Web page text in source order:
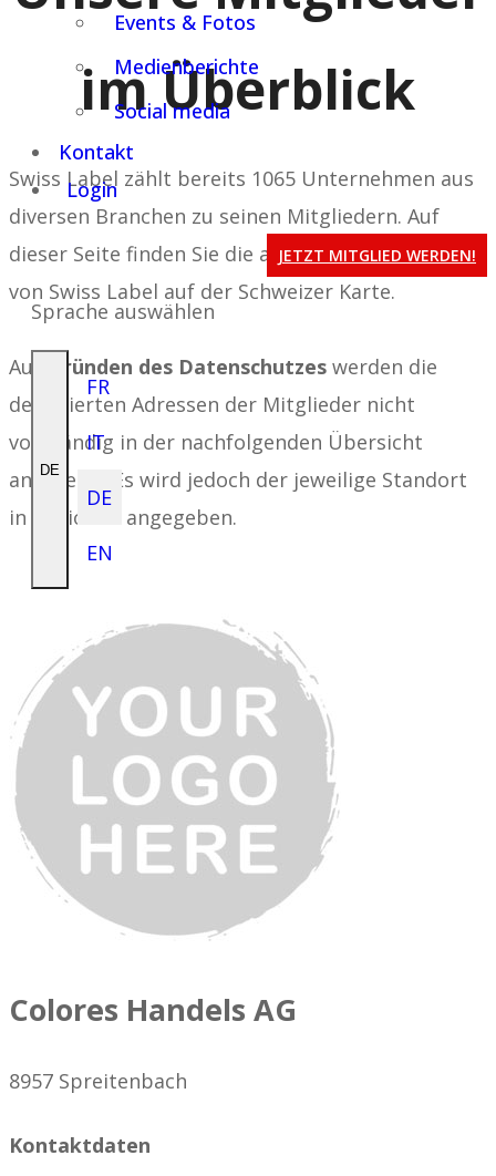
Events & Fotos
Medienberichte
Social media
Kontakt
Login
JETZT MITGLIED WERDEN!
Sprache auswählen
DE
FR
IT
DE
EN
im Überblick
Swiss Label zählt bereits 1065 Unternehmen aus
diversen Branchen zu seinen Mitgliedern. Auf
dieser Seite finden Sie die aktuellen Mitglieder
von Swiss Label auf der Schweizer Karte.
Aus Gründen des Datenschutzes werden die
detaillierten Adressen der Mitglieder nicht
vollständig in der nachfolgenden Übersicht
angezeigt. Es wird jedoch der jeweilige Standort
in Regionen angegeben.
Colores Handels AG
8957 Spreitenbach
Kontaktdaten